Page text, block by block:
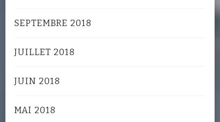
SEPTEMBRE 2018
JUILLET 2018
JUIN 2018
MAI 2018